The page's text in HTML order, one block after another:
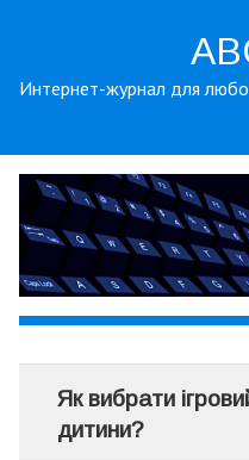
Интернет-журнал для
Як вибрати
дитини?